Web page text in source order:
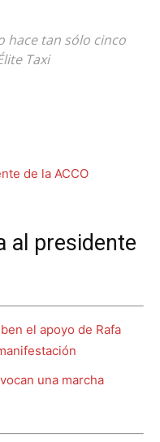
hace tan sólo cinco
Taxi
al presidente
el apoyo de Rafa
una marcha